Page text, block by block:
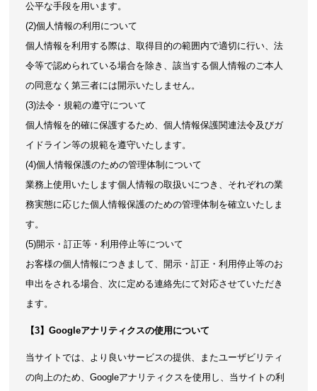
公平な手段を用います。
(2)個人情報の利用について
個人情報を利用する際は、取得目的の範囲内で適切に行い、法
令等で認められている場合を除き、該当する個人情報のご本人
の同意なく第三者には開示いたしません。
(3)法令・規範の遵守について
個人情報を的確に保護するため、個人情報保護関連法令及びガ
イドライン等の規範を遵守いたします。
(4)個人情報保護のための管理体制について
業務上使用いたします個人情報の取扱いにつき、それぞれの業
務実態に応じた個人情報保護のための管理体制を確立いたしま
す。
(5)開示・訂正等・利用停止等について
お客様の個人情報につきまして、開示・訂正・利用停止等のお
申出をされる場合、次に定める連絡先にて対応させていただき
ます。
【3】Googleアナリティクスの使用について
当サイトでは、より良いサービスの提供、またユーザビリティ
の向上のため、Googleアナリティクスを使用し、当サイトの利